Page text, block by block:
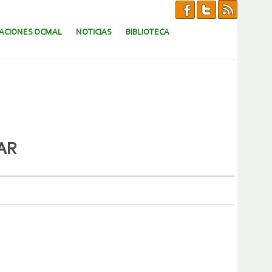
OCMAL NOTICIAS BIBLIOTECA